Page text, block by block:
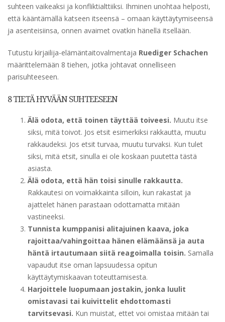
suhteen vaikeaksi ja konfliktialttiiksi. Ihminen unohtaa helposti,
että kääntämällä katseen itseensä – omaan käyttäytymiseensä
ja asenteisiinsa, onnen avaimet ovatkin hänellä itsellään.
Tutustu kirjailija-elämäntaitovalmentaja Ruediger Schachen
määrittelemään 8 tiehen, jotka johtavat onnelliseen
parisuhteeseen.
8 TIETÄ HYVÄÄN SUHTEESEEN
Älä odota, että toinen täyttää toiveesi. Muutu itse
siksi, mitä toivot. Jos etsit esimerkiksi rakkautta, muutu
rakkaudeksi. Jos etsit turvaa, muutu turvaksi. Kun tulet
siksi, mitä etsit, sinulla ei ole koskaan puutetta tästä
asiasta.
Älä odota, että hän toisi sinulle rakkautta.
Rakkautesi on voimakkainta silloin, kun rakastat ja
ajattelet hänen parastaan odottamatta mitään
vastineeksi.
Tunnista kumppanisi alitajuinen kaava, joka
rajoittaa/vahingoittaa hänen elämäänsä ja auta
häntä irtautumaan siitä reagoimalla toisin. Samalla
vapaudut itse oman lapsuudessa opitun
käyttäytymiskaavan toteuttamisesta.
Harjoittele luopumaan jostakin, jonka luulit
omistavasi tai kuivittelit ehdottomasti
tarvitsevasi. Kun muistat, ettet voi omistaa mitään tai